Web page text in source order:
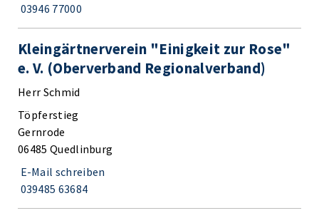
03946 77000
Kleingärtnerverein "Einigkeit zur Rose"
e. V. (Oberverband Regionalverband)
Herr Schmid
Töpferstieg
Gernrode
06485 Quedlinburg
E-Mail schreiben
039485 63684